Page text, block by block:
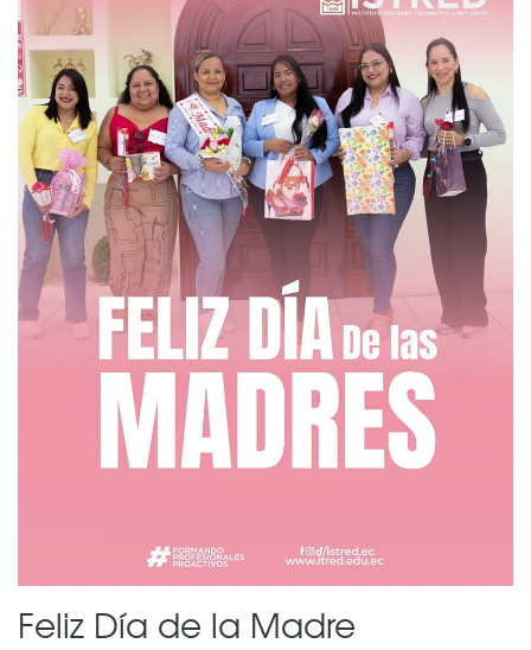
Feliz Día de la Madre